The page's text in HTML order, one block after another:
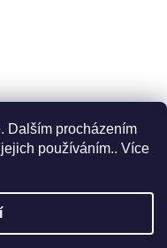
Dalším procházením
používáním.. Více